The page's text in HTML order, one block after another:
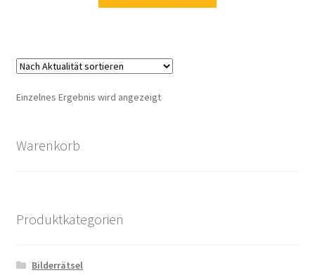
Widerrufsbelehrung
Einzelnes Ergebnis wird angezeigt
Warenkorb
Produktkategorien
Bilderrätsel